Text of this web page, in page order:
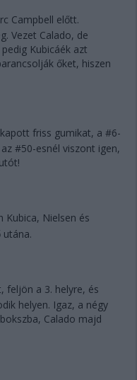
Campbell előtt.
Vezet Calado, de
Kubicáék azt
őket, hiszen
friss gumikat, a #6-
#50-esnél viszont igen,
Kubica, Nielsen és
utána.
feljön a 3. helyre, és
helyen. Igaz, a négy
Calado majd